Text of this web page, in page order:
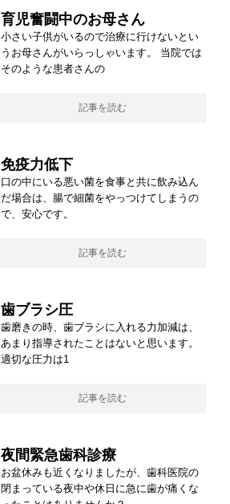
育児奮闘中のお母さん
小さい子供がいるので治療に行けないとい
うお母さんがいらっしゃいます。 当院では
そのような患者さんの
記事を読む
免疫力低下
口の中にいる悪い菌を食事と共に飲み込ん
だ場合は、腸で細菌をやっつけてしまうの
で、安心です。
記事を読む
歯ブラシ圧
歯磨きの時、歯ブラシに入れる力加減は、
あまり指導されたことはないと思います。
適切な圧力は1
記事を読む
夜間緊急歯科診療
お盆休みも近くなりましたが、歯科医院の
閉まっている夜中や休日に急に歯が痛くな